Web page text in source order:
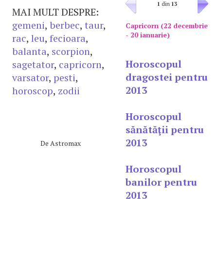
1 din 13
Capricorn (22 decembrie
- 20 ianuarie)
Horoscopul
dragostei pentru
2013
Horoscopul
sănătăţii pentru
2013
Horoscopul
banilor pentru
2013
MAI MULT DESPRE:
gemeni, berbec, taur,
rac, leu, fecioara,
balanta, scorpion,
sagetator, capricorn,
varsator, pesti,
horoscop, zodii
De Astromax